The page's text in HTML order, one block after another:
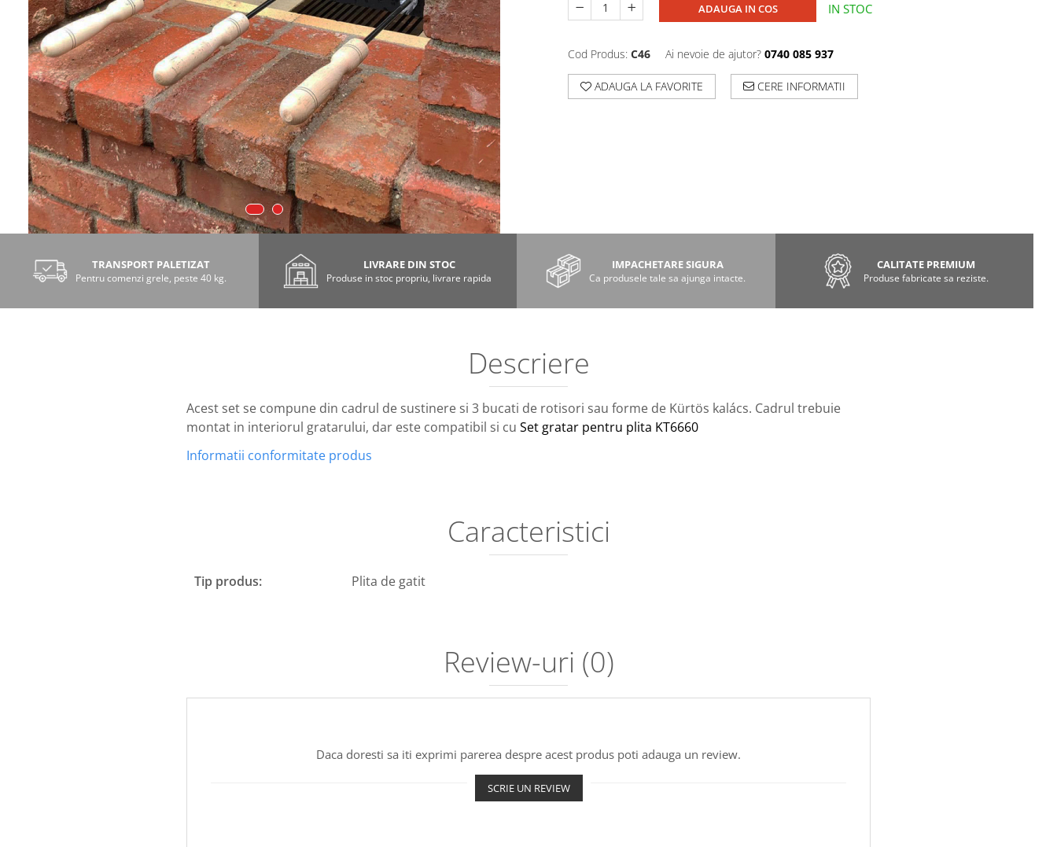
ADAUGA IN COS IN STOC
Cod Produs: C46 Ai nevoie de ajutor? 0740 085 937
ADAUGA LA FAVORITE CERE INFORMATII
TRANSPORT PALETIZAT
Pentru comenzi grele, peste 40 kg.
LIVRARE DIN STOC
Produse in stoc propriu, livrare rapida
IMPACHETARE SIGURA
Ca produsele tale sa ajunga intacte.
CALITATE PREMIUM
Produse fabricate sa reziste.
Descriere
Acest set se compune din cadrul de sustinere si 3 bucati de rotisori sau forme de Kürtös kalács. Cadrul trebuie
montat in interiorul gratarului, dar este compatibil si cu Set gratar pentru plita KT6660
Informatii conformitate produs
Caracteristici
Tip produs: Plita de gatit
Review-uri (0)
Daca doresti sa iti exprimi parerea despre acest produs poti adauga un review.
SCRIE UN REVIEW